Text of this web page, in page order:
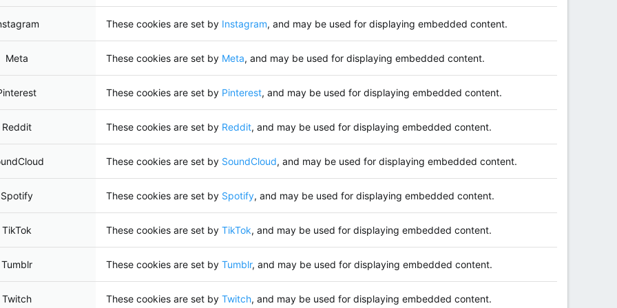
These cookies are set by Instagram, and may be used for displaying embedded content.
Meta These cookies are set by Meta, and may be used for displaying embedded content.
These cookies are set by Pinterest, and may be used for displaying embedded content.
Reddit These cookies are set by Reddit, and may be used for displaying embedded content.
These cookies are set by SoundCloud, and may be used for displaying embedded content.
Spotify These cookies are set by Spotify, and may be used for displaying embedded content.
TikTok These cookies are set by TikTok, and may be used for displaying embedded content.
Tumblr These cookies are set by Tumblr, and may be used for displaying embedded content.
Twitch These cookies are set by Twitch, and may be used for displaying embedded content.